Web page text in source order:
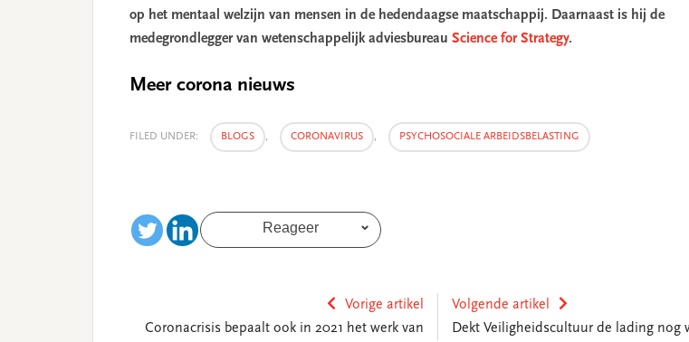
op het mentaal welzijn van mensen in de hedendaagse maatschappij. Daarnaast is hij de
medegrondlegger van wetenschappelijk adviesbureau Science for Strategy.
Meer corona nieuws
FILED UNDER: BLOGS , CORONAVIRUS , PSYCHOSOCIALE ARBEIDSBELASTING
Reageer
Vorige artikel
Coronacrisis bepaalt ook in 2021 het werk van
Volgende artikel
Dekt Veiligheidscultuur de lading nog